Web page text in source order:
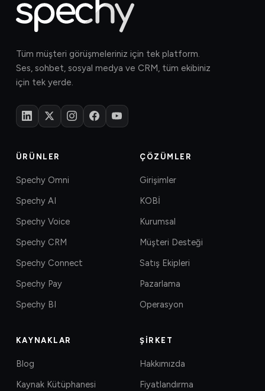
Tüm müşteri görüşmeleriniz için tek platform.
Ses, sohbet, sosyal medya ve CRM, tüm ekibiniz
için tek yerde.
ÜRÜNLER
Spechy Omni
Spechy AI
Spechy Voice
Spechy CRM
Spechy Connect
Spechy Pay
Spechy BI
ÇÖZÜMLER
Girişimler
KOBİ
Kurumsal
Müşteri Desteği
Satış Ekipleri
Pazarlama
Operasyon
KAYNAKLAR
Blog
Kaynak Kütüphanesi
ŞIRKET
Hakkımızda
Fiyatlandırma